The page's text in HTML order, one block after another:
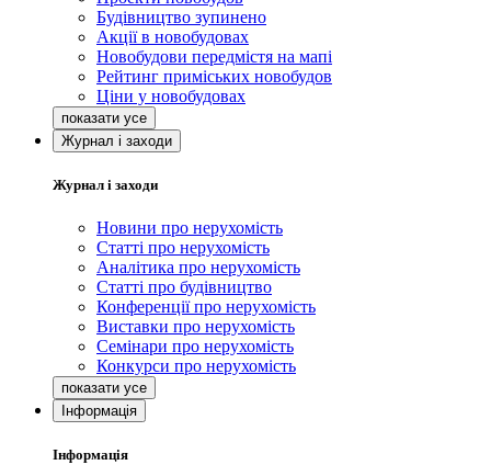
Будівництво зупинено
Акції в новобудовах
Новобудови передмістя на мапі
Рейтинг приміських новобудов
Ціни у новобудовах
Журнал і заходи
Журнал і заходи
Новини про нерухомість
Статті про нерухомість
Аналітика про нерухомість
Статті про будівництво
Конференції про нерухомість
Виставки про нерухомість
Семінари про нерухомість
Конкурси про нерухомість
Інформація
Інформація